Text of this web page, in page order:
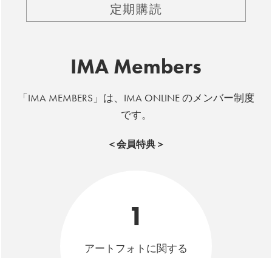
定期購読
IMA Members
「IMA MEMBERS」は、IMA ONLINE のメンバー制度
です。
＜会員特典＞
1
アートフォトに関する